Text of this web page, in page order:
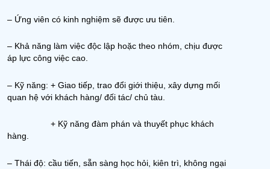
– Ứng viên có kinh nghiệm sẽ được ưu tiên.
– Khả năng làm việc độc lập hoặc theo nhóm, chịu được
áp lực công việc cao.
– Kỹ năng: + Giao tiếp, trao đổi giới thiệu, xây dựng mối
quan hệ với khách hàng/ đối tác/ chủ tàu.
+ Kỹ năng đàm phán và thuyết phục khách
hàng.
– Thái độ: cầu tiến, sẵn sàng học hỏi, kiên trì, không ngại